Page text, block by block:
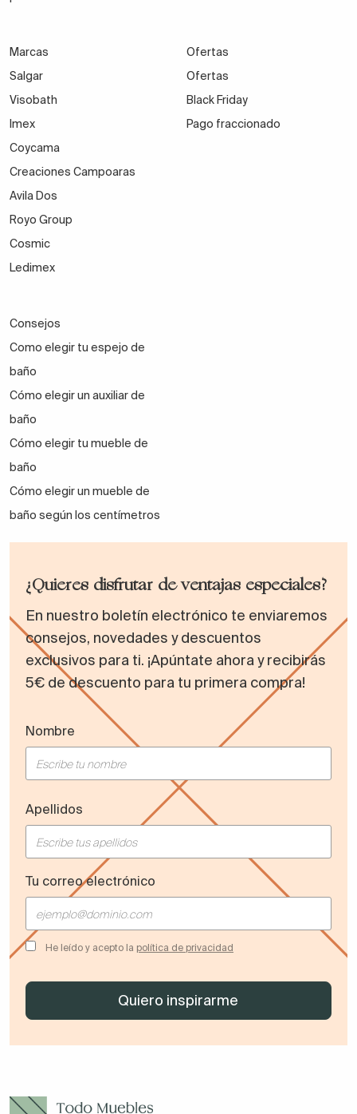
Marcas
Salgar
Visobath
Imex
Coycama
Creaciones Campoaras
Avila Dos
Royo Group
Cosmic
Ledimex
Ofertas
Ofertas
Black Friday
Pago fraccionado
Consejos
Como elegir tu espejo de
baño
Cómo elegir un auxiliar de
baño
Cómo elegir tu mueble de
baño
Cómo elegir un mueble de
baño según los centímetros
¿Quieres disfrutar de ventajas especiales?
En nuestro boletín electrónico te enviaremos
consejos, novedades y descuentos
exclusivos para ti. ¡Apúntate ahora y recibirás
5€ de descuento para tu primera compra!
Nombre
Apellidos
Tu correo electrónico
He leído y acepto la política de privacidad